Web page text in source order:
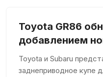
Toyota GR86
добавлением
Toyota и Subaru
заднеприводное купе